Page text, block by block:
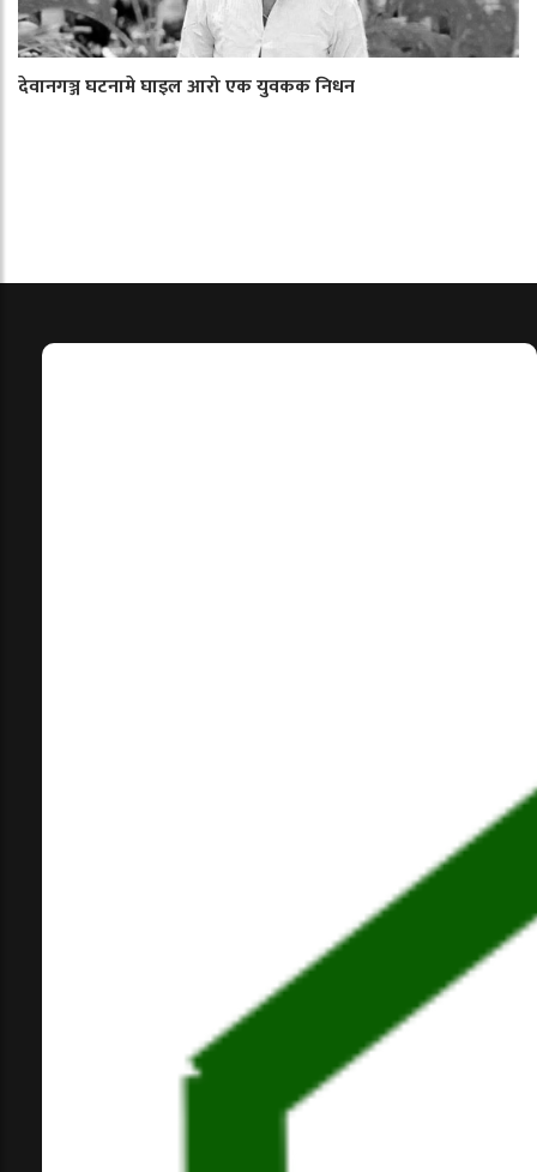
देवानगञ्ज घटनामे घाइल आरो एक युवकक निधन